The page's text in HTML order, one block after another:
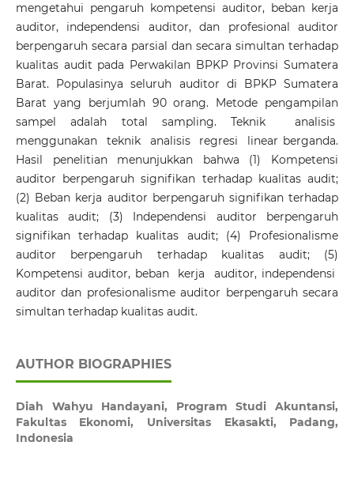
mengetahui pengaruh kompetensi auditor, beban kerja
auditor, independensi auditor, dan profesional auditor
berpengaruh secara parsial dan secara simultan terhadap
kualitas audit pada Perwakilan BPKP Provinsi Sumatera
Barat. Populasinya seluruh auditor di BPKP Sumatera
Barat yang berjumlah 90 orang. Metode pengampilan
sampel adalah total sampling. Teknik analisis
menggunakan teknik analisis regresi linear berganda.
Hasil penelitian menunjukkan bahwa (1) Kompetensi
auditor berpengaruh signifikan terhadap kualitas audit;
(2) Beban kerja auditor berpengaruh signifikan terhadap
kualitas audit; (3) Independensi auditor berpengaruh
signifikan terhadap kualitas audit; (4) Profesionalisme
auditor berpengaruh terhadap kualitas audit; (5)
Kompetensi auditor, beban kerja auditor, independensi
auditor dan profesionalisme auditor berpengaruh secara
simultan terhadap kualitas audit.
AUTHOR BIOGRAPHIES
Diah Wahyu Handayani, Program Studi Akuntansi,
Fakultas Ekonomi, Universitas Ekasakti, Padang,
Indonesia